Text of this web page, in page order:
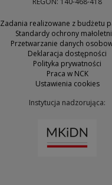
Zadania realizowane z budżetu
Standardy ochrony
Przetwarzanie danych
Deklaracja dostępności
Polityka prywatności
Praca w NCK
Ustawienia cookies
Instytucja nadzorująca: